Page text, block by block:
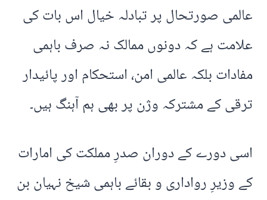
عالمی صورتحال پر تبادلہ خیال اس بات کی
علامت ہے کہ دونوں ممالک نہ صرف باہمی
مفادات بلکہ عالمی امن، استحکام اور پائیدار
ترقی کے مشترکہ وژن پر بھی ہم آہنگ ہیں۔
اسی دورے کے دوران صدرِ مملکت کی امارات
کے وزیرِ رواداری و بقائے باہمی شیخ نہیان بن